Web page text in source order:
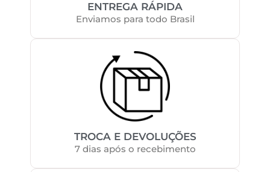
ENTREGA RÁPIDA
Enviamos para todo Brasil
TROCA E DEVOLUÇÕES
7 dias após o recebimento